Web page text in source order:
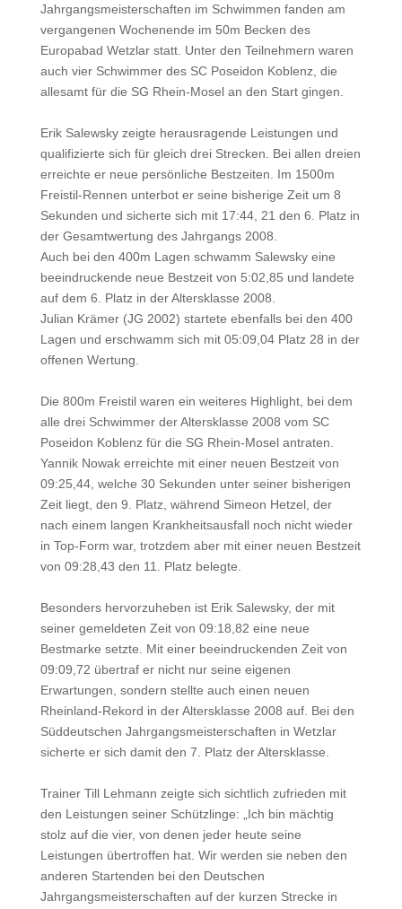
Jahrgangsmeisterschaften im Schwimmen fanden am
vergangenen Wochenende im 50m Becken des
Europabad Wetzlar statt. Unter den Teilnehmern waren
auch vier Schwimmer des SC Poseidon Koblenz, die
allesamt für die SG Rhein-Mosel an den Start gingen.
Erik Salewsky zeigte herausragende Leistungen und
qualifizierte sich für gleich drei Strecken. Bei allen dreien
erreichte er neue persönliche Bestzeiten. Im 1500m
Freistil-Rennen unterbot er seine bisherige Zeit um 8
Sekunden und sicherte sich mit 17:44, 21 den 6. Platz in
der Gesamtwertung des Jahrgangs 2008.
Auch bei den 400m Lagen schwamm Salewsky eine
beeindruckende neue Bestzeit von 5:02,85 und landete
auf dem 6. Platz in der Altersklasse 2008.
Julian Krämer (JG 2002) startete ebenfalls bei den 400
Lagen und erschwamm sich mit 05:09,04 Platz 28 in der
offenen Wertung.
Die 800m Freistil waren ein weiteres Highlight, bei dem
alle drei Schwimmer der Altersklasse 2008 vom SC
Poseidon Koblenz für die SG Rhein-Mosel antraten.
Yannik Nowak erreichte mit einer neuen Bestzeit von
09:25,44, welche 30 Sekunden unter seiner bisherigen
Zeit liegt, den 9. Platz, während Simeon Hetzel, der
nach einem langen Krankheitsausfall noch nicht wieder
in Top-Form war, trotzdem aber mit einer neuen Bestzeit
von 09:28,43 den 11. Platz belegte.
Besonders hervorzuheben ist Erik Salewsky, der mit
seiner gemeldeten Zeit von 09:18,82 eine neue
Bestmarke setzte. Mit einer beeindruckenden Zeit von
09:09,72 übertraf er nicht nur seine eigenen
Erwartungen, sondern stellte auch einen neuen
Rheinland-Rekord in der Altersklasse 2008 auf. Bei den
Süddeutschen Jahrgangsmeisterschaften in Wetzlar
sicherte er sich damit den 7. Platz der Altersklasse.
Trainer Till Lehmann zeigte sich sichtlich zufrieden mit
den Leistungen seiner Schützlinge: „Ich bin mächtig
stolz auf die vier, von denen jeder heute seine
Leistungen übertroffen hat. Wir werden sie neben den
anderen Startenden bei den Deutschen
Jahrgangsmeisterschaften auf der kurzen Strecke in